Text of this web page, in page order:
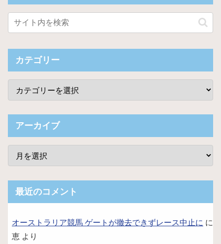
カテゴリー
アーカイブ
最近のコメント
オーストラリア競馬 ゲートが撤去できずレース中止に に
恵 より